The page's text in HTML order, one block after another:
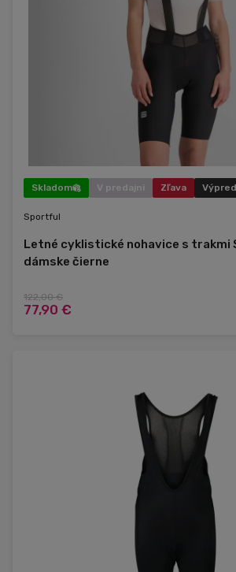
Skladom V predajni Zľava
Sportful
Letné cyklistické nohavice s trakmi
dámske čierne
122,00 €
77,90 €